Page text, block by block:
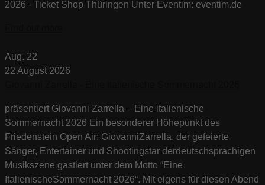
2026 - Ticket Shop Thüringen Unter Eventim: eventim.de
Aug. 22
22 August 2026
präsentiert Giovanni Zarrella – Eine italienische
Sommernacht 2026 Ein besonderer Höhepunkt des
Friedenstein Open Air: GiovanniZarrella, der gefeierte
Sänger, Entertainer und Shootingstar derdeutschsprachigen
Musikszene gastiert unter dem Motto “Eine
ItalienischeSommernacht 2026“. Mit eigens für diesen Abend